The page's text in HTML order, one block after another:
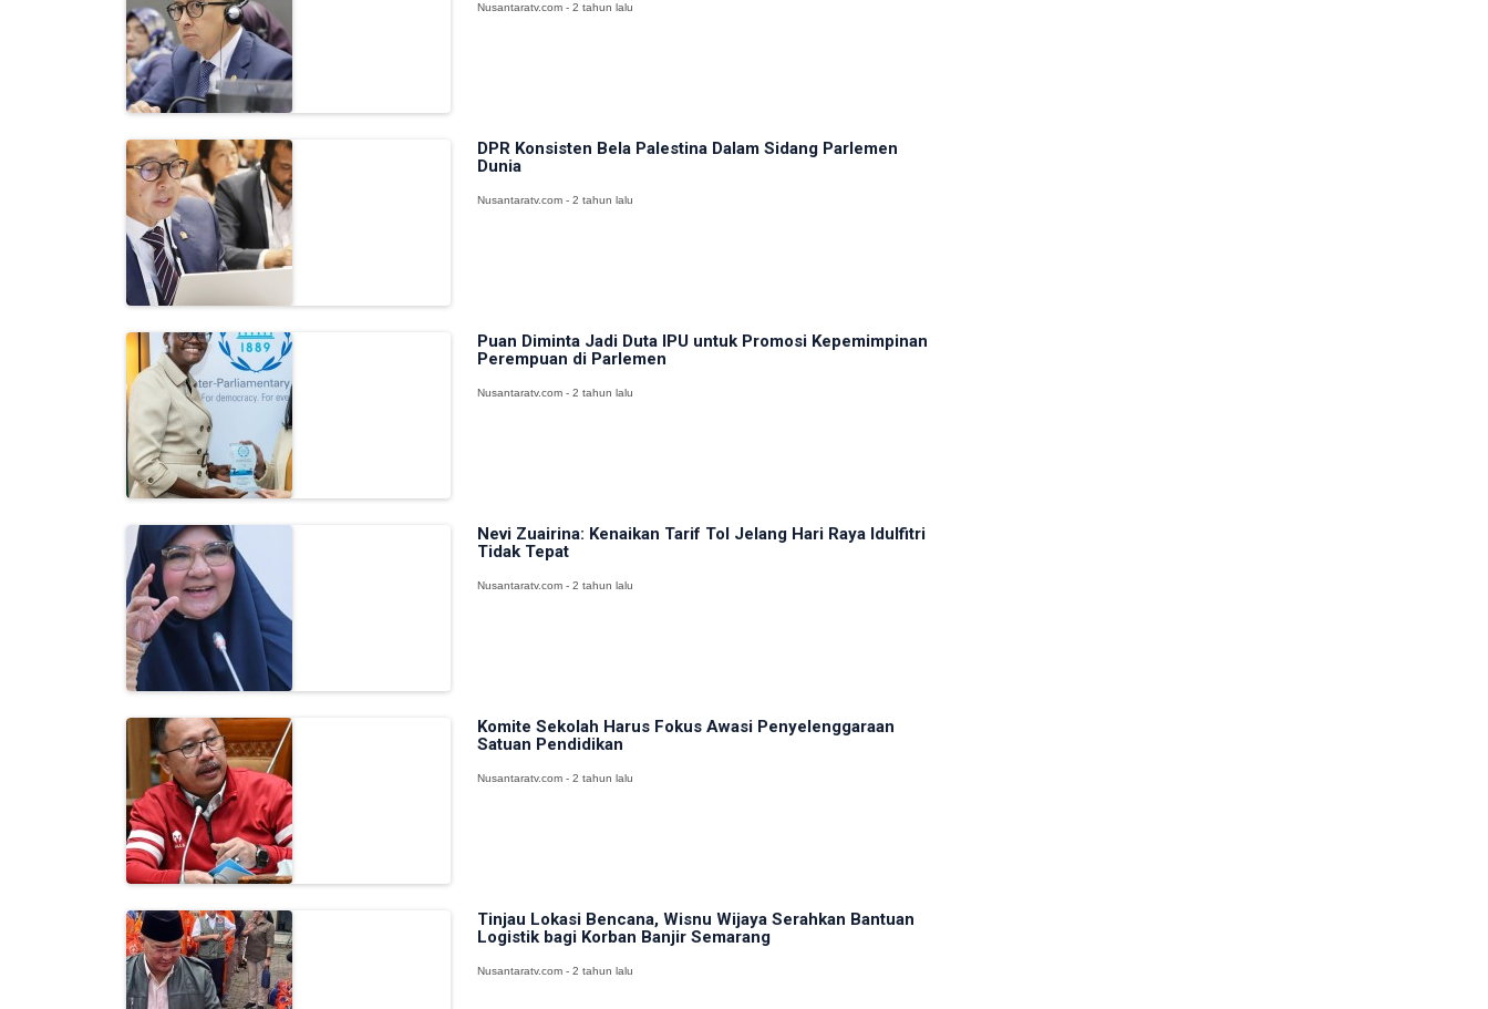
Nusantaratv.com - 2 tahun lalu
DPR Konsisten Bela Palestina Dalam Sidang Parlemen
Dunia
Nusantaratv.com - 2 tahun lalu
Puan Diminta Jadi Duta IPU untuk Promosi Kepemimpinan
Perempuan di Parlemen
Nusantaratv.com - 2 tahun lalu
Nevi Zuairina: Kenaikan Tarif Tol Jelang Hari Raya Idulfitri
Tidak Tepat
Nusantaratv.com - 2 tahun lalu
Komite Sekolah Harus Fokus Awasi Penyelenggaraan
Satuan Pendidikan
Nusantaratv.com - 2 tahun lalu
Tinjau Lokasi Bencana, Wisnu Wijaya Serahkan Bantuan
Logistik bagi Korban Banjir Semarang
Nusantaratv.com - 2 tahun lalu